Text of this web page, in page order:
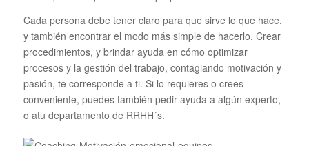
Cada persona debe tener claro para que sirve lo que hace,
y también encontrar el modo más simple de hacerlo. Crear
procedimientos, y brindar ayuda en cómo optimizar
procesos y la gestión del trabajo, contagiando motivación y
pasión, te corresponde a ti. Si lo requieres o crees
conveniente, puedes también pedir ayuda a algún experto,
o atu departamento de RRHH´s.